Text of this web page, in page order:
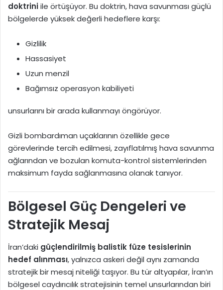
doktriniile örtüşüyor. Bu doktrin, hava savunması güçlü
bölgelerde yüksek değerli hedeflere karşı:
Gizlilik
Hassasiyet
Uzun menzil
Bağımsız operasyon kabiliyeti
unsurlarını bir arada kullanmayı öngörüyor.
Gizli bombardıman uçaklarının özellikle gece
görevlerinde tercih edilmesi, zayıflatılmış hava savunma
ağlarından ve bozulan komuta-kontrol sistemlerinden
maksimum fayda sağlanmasına olanak tanıyor.
Bölgesel Güç Dengeleri ve
Stratejik Mesaj
İran’daki güçlendirilmiş balistik füze tesislerinin
hedef alınması, yalnızca askeri değil aynı zamanda
stratejik bir mesaj niteliği taşıyor. Bu tür altyapılar, İran’ın
bölgesel caydırıcılık stratejisinin temel unsurlarından biri